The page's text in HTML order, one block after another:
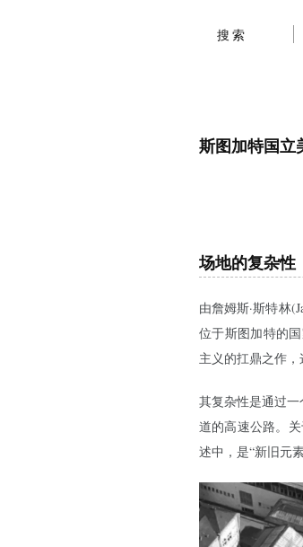
搜索
斯图加特国立
场地的复杂性
由詹姆斯·斯特林
位于斯图加特的
主义的扛鼎之作，
其复杂性是通过
道的高速公路。
述中，是“新旧元